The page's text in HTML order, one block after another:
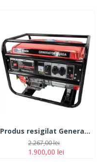
Produs resigilat Generator de curent GP 6500, cu motor de 13 CP, putere maxima 5.5Kw Monofazat
1.900,00 lei
2.267,00 lei